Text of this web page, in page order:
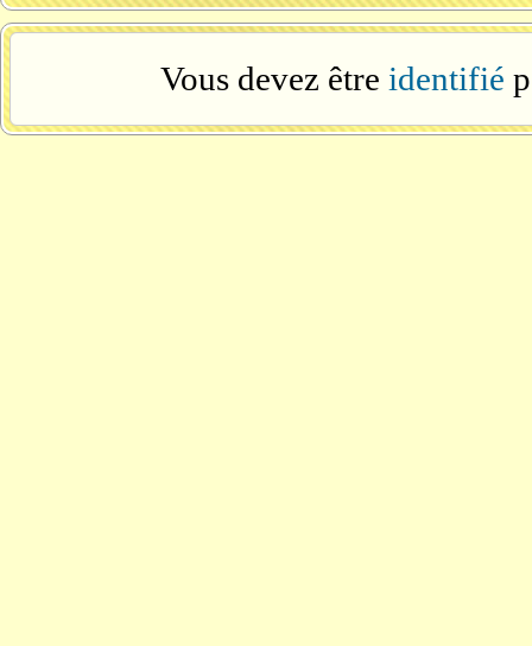
Vous devez être identifié